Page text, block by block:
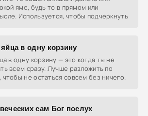
яме, будь то в прямом или
Используется, чтобы подчеркнуть
в одну корзину
в одну корзину — это когда ты не
всем сразу. Лучше разложить по
не остаться совсем без ничего.
сам Бог послух